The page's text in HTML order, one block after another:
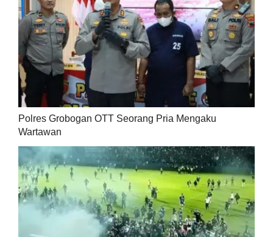
Polres Grobogan OTT Seorang Pria Mengaku
Wartawan